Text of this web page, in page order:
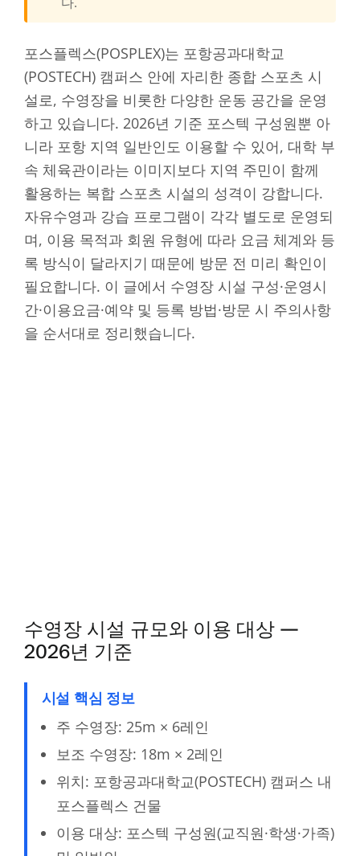
포스플렉스(POSPLEX)는 포항공과대학교
(POSTECH) 캠퍼스 안에 자리한 종합 스포츠 시
설로, 수영장을 비롯한 다양한 운동 공간을 운영
하고 있습니다. 2026년 기준 포스텍 구성원뿐 아
니라 포항 지역 일반인도 이용할 수 있어, 대학 부
속 체육관이라는 이미지보다 지역 주민이 함께
활용하는 복합 스포츠 시설의 성격이 강합니다.
자유수영과 강습 프로그램이 각각 별도로 운영되
며, 이용 목적과 회원 유형에 따라 요금 체계와 등
록 방식이 달라지기 때문에 방문 전 미리 확인이
필요합니다. 이 글에서 수영장 시설 구성·운영시
간·이용요금·예약 및 등록 방법·방문 시 주의사항
을 순서대로 정리했습니다.
수영장 시설 규모와 이용 대상 —
2026년 기준
시설 핵심 정보
주 수영장: 25m × 6레인
보조 수영장: 18m × 2레인
위치: 포항공과대학교(POSTECH) 캠퍼스 내
포스플렉스 건물
이용 대상: 포스텍 구성원(교직원·학생·가족)